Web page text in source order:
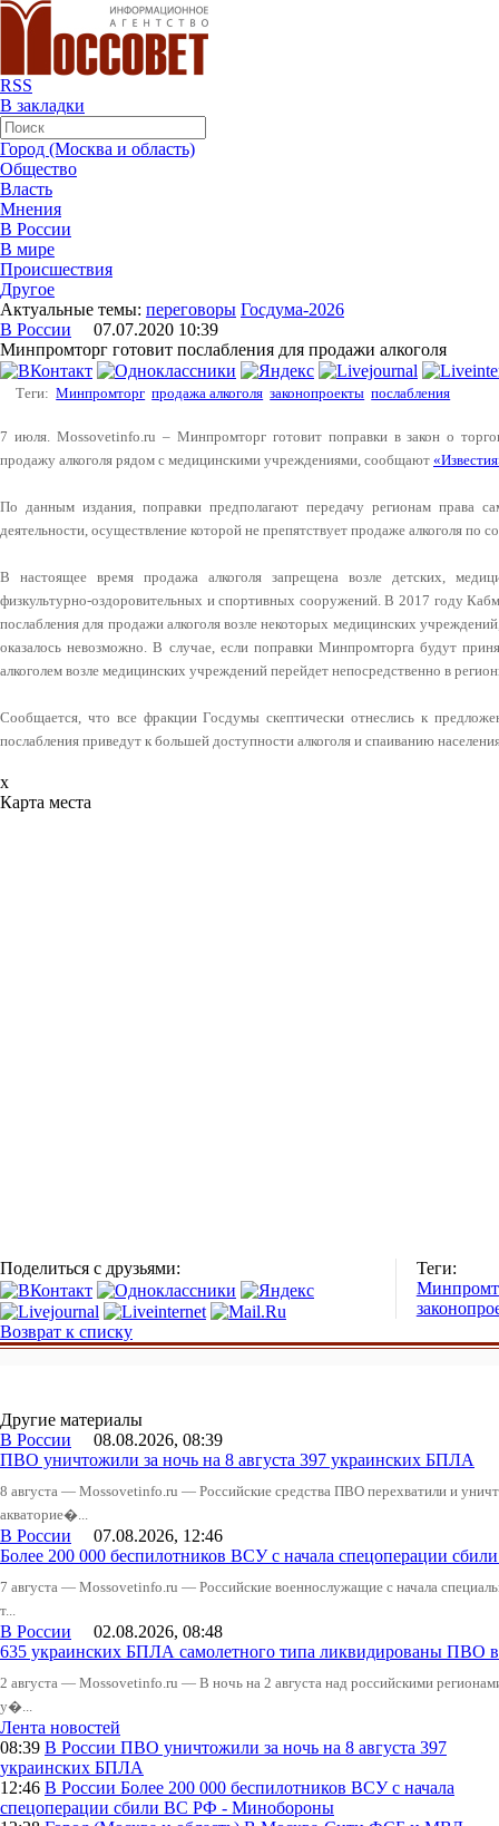
RSS
В закладки
Город (Москва и область)
Общество
Власть
Мнения
В России
В мире
Происшествия
Другое
Актуальные темы: переговоры Госдума-2026
В России 07.07.2020 10:39
Минпромторг готовит послабления для продажи алкоголя
Теги: Минпромторг продажа алкоголя законопроекты послабления
7 июля. Mossovetinfo.ru – Минпромторг готовит поправки в закон о
продажу алкоголя рядом с медицинскими учреждениями, сообщают
По данным издания, поправки предполагают передачу регионам права
деятельности, осуществление которой не препятствует продаже алкоголя по
В настоящее время продажа алкоголя запрещена возле детских,
физкультурно-оздоровительных и спортивных сооружений. В 2017 году
послабления для продажи алкоголя возле некоторых медицинских
оказалось невозможно. В случае, если поправки Минпромторга будут
алкоголем возле медицинских учреждений перейдет непосредственно в
Сообщается, что все фракции Госдумы скептически отнеслись к
послабления приведут к большей доступности алкоголя и спаиванию
x
Карта места
Поделиться с друзьями:
Теги:
Возврат к списку
Другие материалы
В России 08.08.2026, 08:39
ПВО уничтожили за ночь на 8 августа 397 украинских БПЛА
8 августа — Mossovetinfo.ru — Российские средства ПВО перехватили и
акваторие�...
В России 07.08.2026, 12:46
Более 200 000 беспилотников ВСУ с начала спецоперации
7 августа — Mossovetinfo.ru — Российские военнослужащие с начала
т...
В России 02.08.2026, 08:48
635 украинских БПЛА самолетного типа ликвидированы ПВО
2 августа — Mossovetinfo.ru — В ночь на 2 августа над российскими
у�...
Лента новостей
08:39 В России ПВО уничтожили за ночь на 8 августа 397
украинских БПЛА
12:46 В России Более 200 000 беспилотников ВСУ с начала
спецоперации сбили ВС РФ - Минобороны